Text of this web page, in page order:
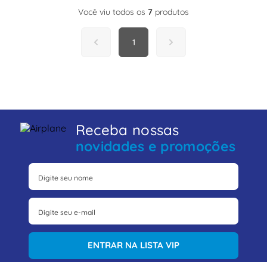
Você viu todos os 7 produtos
1
Receba nossas
novidades e promoções
ENTRAR NA LISTA VIP